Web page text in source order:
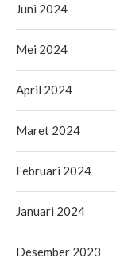
Juni 2024
Mei 2024
April 2024
Maret 2024
Februari 2024
Januari 2024
Desember 2023